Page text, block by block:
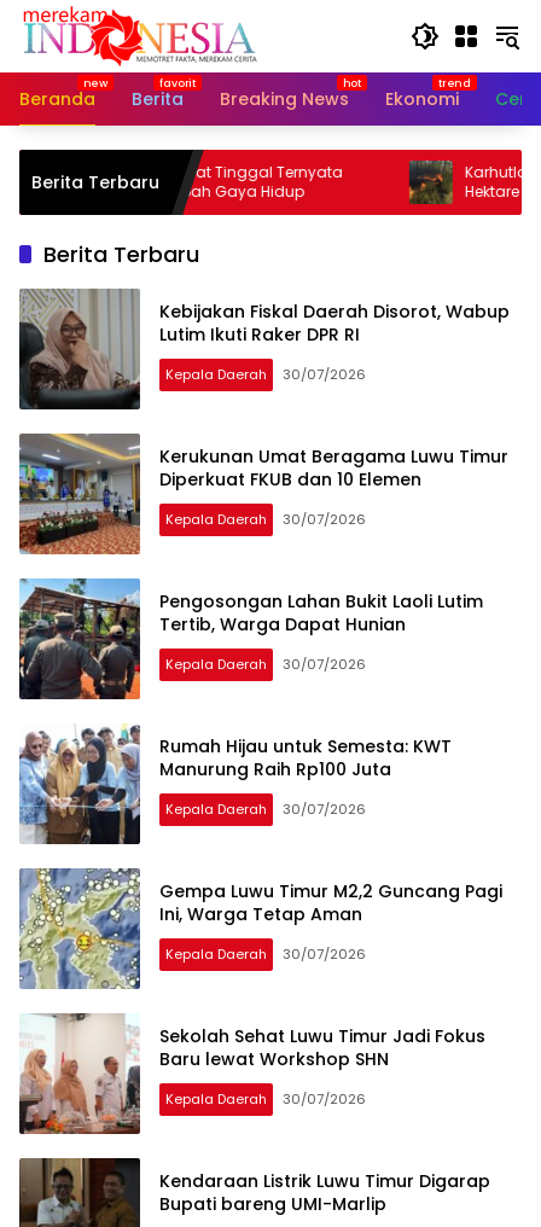
Langsung
Beranda
Berita Breaking News Ekonomi
Berita Terbaru
Pengaruh Tempat Tinggal Ternyata
Diam-diam Ubah Gaya Hidup
Karhutla
Hektare Ludes
Berita Terbaru
Kebijakan Fiskal Daerah Disorot, Wabup
Lutim Ikuti Raker DPR RI
Kepala Daerah 30/07/2026
Kerukunan Umat Beragama Luwu Timur
Diperkuat FKUB dan 10 Elemen
Kepala Daerah 30/07/2026
Pengosongan Lahan Bukit Laoli Lutim
Tertib, Warga Dapat Hunian
Kepala Daerah 30/07/2026
Merekam
Indonesia
Rumah Hijau untuk Semesta: KWT
Manurung Raih Rp100 Juta
Kepala Daerah 30/07/2026
Gempa Luwu Timur M2,2 Guncang Pagi
Ini, Warga Tetap Aman
Kepala Daerah 30/07/2026
Sekolah Sehat Luwu Timur Jadi Fokus
Baru lewat Workshop SHN
Kepala Daerah 30/07/2026
Kendaraan Listrik Luwu Timur Digarap
Bupati bareng UMI-Marlip